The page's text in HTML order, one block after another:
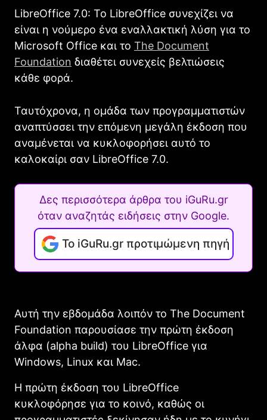
LibreOffice 7.0: Το LibreOffice συνεχίζει να
είναι η νούμερο ένα εναλλακτική λύση για το
Microsoft Office και το The Document
Foundation διαθέτει συνεχείς βελτιώσεις
κάθε φορά.
Ταυτόχρονα, η ομάδα των προγραμματιστών
αναπτύσσει την επόμενη μεγάλη έκδοση που
αναμένεται να κυκλοφορήσει αυτό το
καλοκαίρι σαν LibreOffice 7.0.
Δες περισσότερα άρθρα του iGuRu.gr
όταν αναζητάς ειδήσεις στην Google.
Το iGuRu.gr προτιμώμενη πηγή
Αυτή την εβδομάδα λοιπόν το The Document
Foundation παρουσίασε την πρώτη έκδοση
άλφα (alpha build) του LibreOffice για
Windows, Linux και Mac.
Η πρώτη έκδοση του LibreOffice
κυκλοφόρησε για το κοινό, καθώς οι